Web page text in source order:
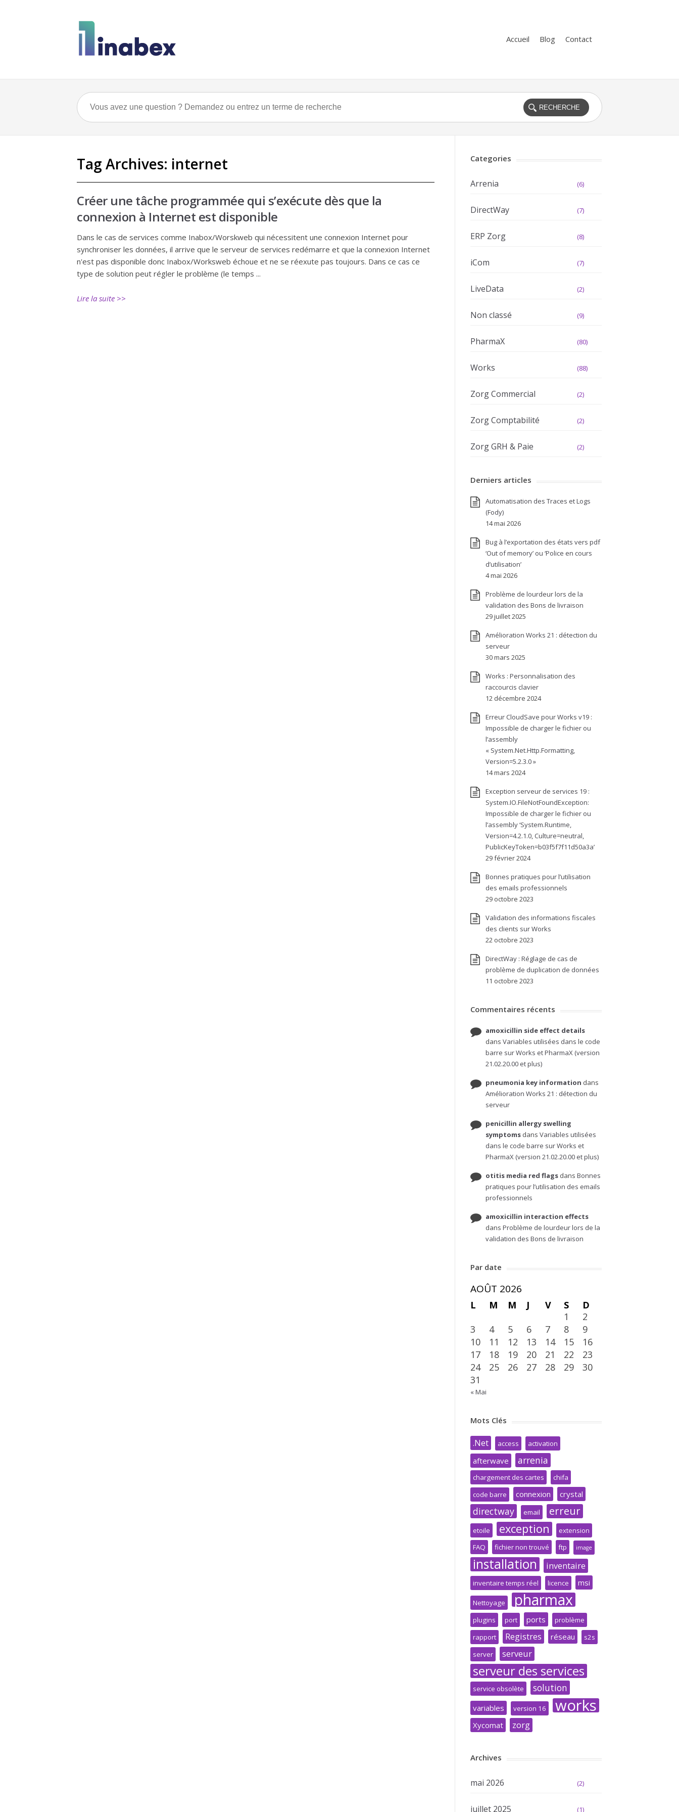
Accueil Blog Contact
Tag Archives: internet
Créer une tâche programmée qui s’exécute dès que la
connexion à Internet est disponible
Dans le cas de services comme Inabox/Worskweb qui nécessitent une connexion Internet pour
synchroniser les données, il arrive que le serveur de services redémarre et que la connexion Internet
n'est pas disponible donc Inabox/Worksweb échoue et ne se réexute pas toujours. Dans ce cas ce
type de solution peut régler le problème (le temps ...
Lire la suite >>
Categories
Arrenia (6)
DirectWay (7)
ERP Zorg (8)
iCom (7)
LiveData (2)
Non classé (9)
PharmaX (80)
Works (88)
Zorg Commercial (2)
Zorg Comptabilité (2)
Zorg GRH & Paie (2)
Derniers articles
Automatisation des Traces et Logs
(Fody)
14 mai 2026
Bug à l’exportation des états vers pdf
‘Out of memory’ ou ‘Police en cours
d’utilisation’
4 mai 2026
Problème de lourdeur lors de la
validation des Bons de livraison
29 juillet 2025
Amélioration Works 21 : détection du
serveur
30 mars 2025
Works : Personnalisation des
raccourcis clavier
12 décembre 2024
Erreur CloudSave pour Works v19 :
Impossible de charger le fichier ou
l’assembly
« System.Net.Http.Formatting,
Version=5.2.3.0 »
14 mars 2024
Exception serveur de services 19 :
System.IO.FileNotFoundException:
Impossible de charger le fichier ou
l’assembly ‘System.Runtime,
Version=4.2.1.0, Culture=neutral,
PublicKeyToken=b03f5f7f11d50a3a’
29 février 2024
Bonnes pratiques pour l’utilisation
des emails professionnels
29 octobre 2023
Validation des informations fiscales
des clients sur Works
22 octobre 2023
DirectWay : Réglage de cas de
problème de duplication de données
11 octobre 2023
Commentaires récents
amoxicillin side effect details
dans Variables utilisées dans le code
barre sur Works et PharmaX (version
21.02.20.00 et plus)
pneumonia key information dans
Amélioration Works 21 : détection du
serveur
penicillin allergy swelling
symptomsdans Variables utilisées
dans le code barre sur Works et
PharmaX (version 21.02.20.00 et plus)
otitis media red flagsdans Bonnes
pratiques pour l’utilisation des emails
professionnels
amoxicillin interaction effects
dans Problème de lourdeur lors de la
validation des Bons de livraison
Par date
AOÛT 2026
L M M J V S
D
1
2
3
4 5 6 7 8
9
10
11 12 13 14 15
16
17
18 19 20 21 22
23
24
25 26 27 28 29
30
31
« Mai
Mots Clés
.Net access activation
afterwave arrenia
chargement des cartes
chifa
code barre
connexion crystal
directway email erreur
etoile exception
extension
FAQ
fichier non trouvé ftp image
installation inventaire
inventaire temps réel licence msi
Nettoyage pharmax
plugins port ports
problème
rapport
Registres réseau
s2s
server
serveur
serveur des services
service obsolète solution
variables version 16 works
Xycomat zorg
Archives
mai 2026 (2)
juillet 2025 (1)